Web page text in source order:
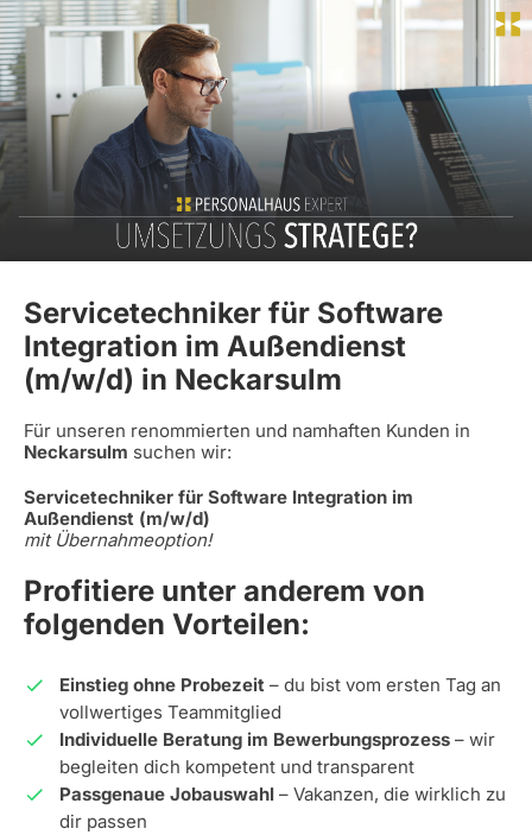
Servicetechniker für Software
Integration im Außendienst
(m/w/d) in Neckarsulm
Für unseren renommierten und namhaften Kunden in
Neckarsulm suchen wir:
Servicetechniker für Software Integration im
Außendienst (m/w/d)
mit Übernahmeoption!
Profitiere unter anderem von
folgenden Vorteilen:
Einstieg ohne Probezeit – du bist vom ersten Tag an
vollwertiges Teammitglied
Individuelle Beratung im Bewerbungsprozess – wir
begleiten dich kompetent und transparent
Passgenaue Jobauswahl – Vakanzen, die wirklich zu
dir passen